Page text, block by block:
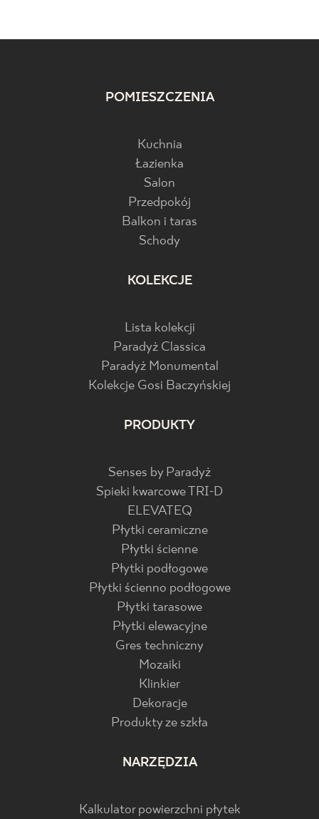
POMIESZCZENIA
Kuchnia
Łazienka
Salon
Przedpokój
Balkon i taras
Schody
KOLEKCJE
Lista kolekcji
Paradyż Classica
Paradyż Monumental
Kolekcje Gosi Baczyńskiej
PRODUKTY
Senses by Paradyż
Spieki kwarcowe TRI-D
ELEVATEQ
Płytki ceramiczne
Płytki ścienne
Płytki podłogowe
Płytki ścienno podłogowe
Płytki tarasowe
Płytki elewacyjne
Gres techniczny
Mozaiki
Klinkier
Dekoracje
Produkty ze szkła
NARZĘDZIA
Kalkulator powierzchni płytek